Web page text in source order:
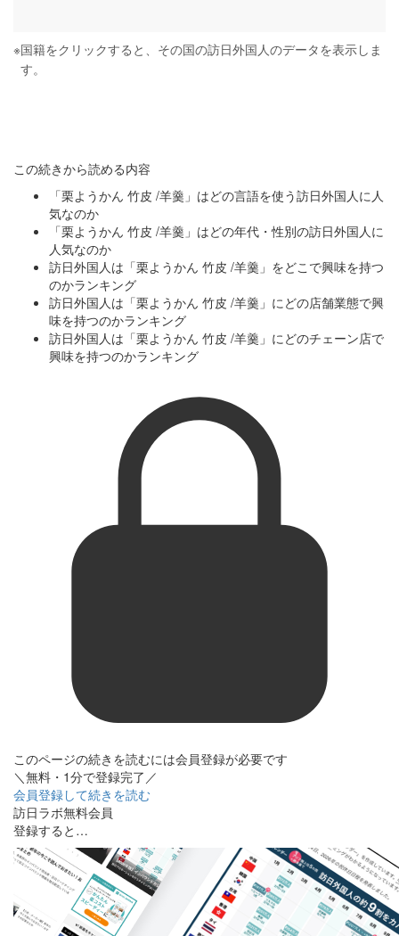
※国籍をクリックすると、その国の訪日外国人のデータを表示しま
す。
この続きから読める内容
「栗ようかん 竹皮 /羊羹」はどの言語を使う訪日外国人に人
気なのか
「栗ようかん 竹皮 /羊羹」はどの年代・性別の訪日外国人に
人気なのか
訪日外国人は「栗ようかん 竹皮 /羊羹」をどこで興味を持つ
のかランキング
訪日外国人は「栗ようかん 竹皮 /羊羹」にどの店舗業態で興
味を持つのかランキング
訪日外国人は「栗ようかん 竹皮 /羊羹」にどのチェーン店で
興味を持つのかランキング
このページの続きを読むには会員登録が必要です
＼無料・1分で登録完了／
会員登録して続きを読む
訪日ラボ無料会員
登録すると…